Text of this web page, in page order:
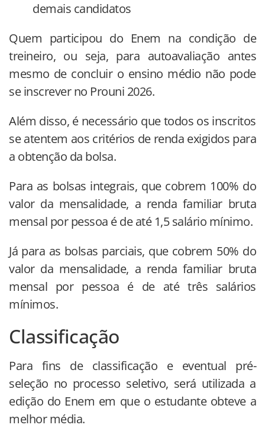
demais candidatos
Quem participou do Enem na condição de
treineiro, ou seja, para autoavaliação antes
mesmo de concluir o ensino médio não pode
se inscrever no Prouni 2026.
Além disso, é necessário que todos os inscritos
se atentem aos critérios de renda exigidos para
a obtenção da bolsa.
Para as bolsas integrais, que cobrem 100% do
valor da mensalidade, a renda familiar bruta
mensal por pessoa é de até 1,5 salário mínimo.
Já para as bolsas parciais, que cobrem 50% do
valor da mensalidade, a renda familiar bruta
mensal por pessoa é de até três salários
mínimos.
Classificação
Para fins de classificação e eventual pré-
seleção no processo seletivo, será utilizada a
edição do Enem em que o estudante obteve a
melhor média.